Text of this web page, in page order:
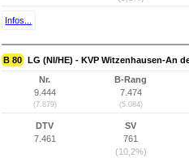
Infos...
B 80 LG (NI/HE) - KVP Witzenhausen-An
Nr.
9.444
(7.879)
B-Rang
7.474
(5.084)
DTV
7.461
SV
761
(10,2%)